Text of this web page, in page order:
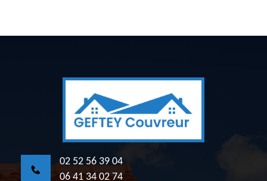
02 52 56 39 04
06 41 34 02 74